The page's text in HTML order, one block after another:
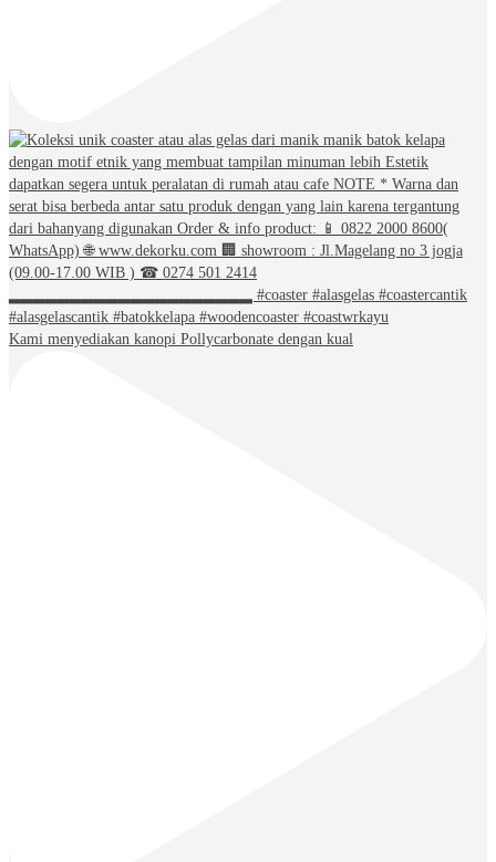
Kami menyediakan kanopi Pollycarbonate dengan kual